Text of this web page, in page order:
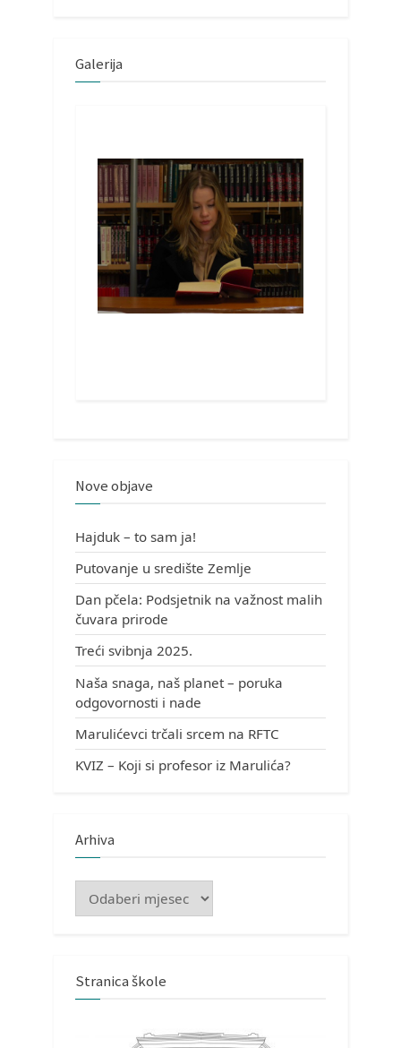
Galerija
Nove objave
Hajduk – to sam ja!
Putovanje u središte Zemlje
Dan pčela: Podsjetnik na važnost malih
čuvara prirode
Treći svibnja 2025.
Naša snaga, naš planet – poruka
odgovornosti i nade
Marulićevci trčali srcem na RFTC
KVIZ – Koji si profesor iz Marulića?
Arhiva
Arhiva
Stranica škole